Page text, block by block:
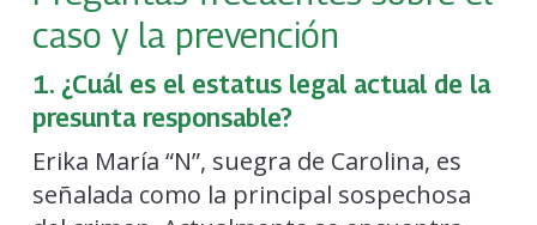
caso y la prevención
1. ¿Cuál es el estatus legal actual de la
presunta responsable?
Erika María “N”, suegra de Carolina, es
señalada como la principal sospechosa